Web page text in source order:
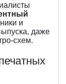
и
даже
схем.